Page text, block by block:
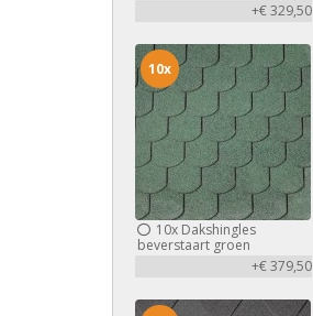
+€ 329,50
10x Dakshingles
beverstaart groen
+€ 379,50
10x